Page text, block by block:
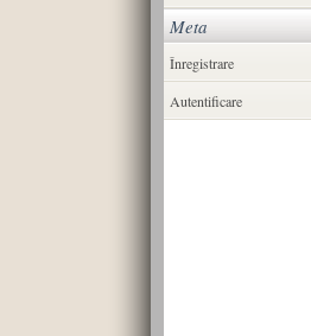
Meta
Înregistrare
Autentificare